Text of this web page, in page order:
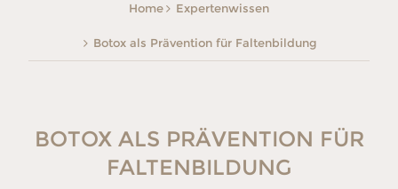
Home Expertenwissen
Botox als Prävention für Faltenbildung
BOTOX ALS PRÄVENTION FÜR
FALTENBILDUNG